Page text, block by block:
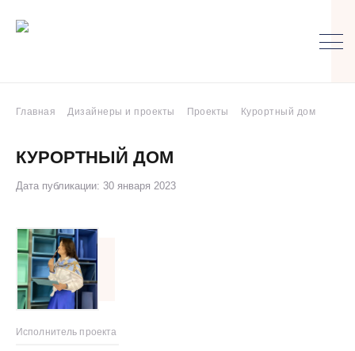
Главная Дизайнеры и проекты Проекты Курортный дом
КУРОРТНЫЙ ДОМ
Дата публикации: 30 января 2023
Исполнитель проекта